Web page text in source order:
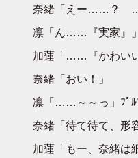
奈緒「えー……？
凛「ん……『実家』」
加蓮「……『かわい
奈緒「おい！」
凛「……～～っ」ﾌﾟﾙ
奈緒「待て待て、形
加蓮「もー、奈緒は